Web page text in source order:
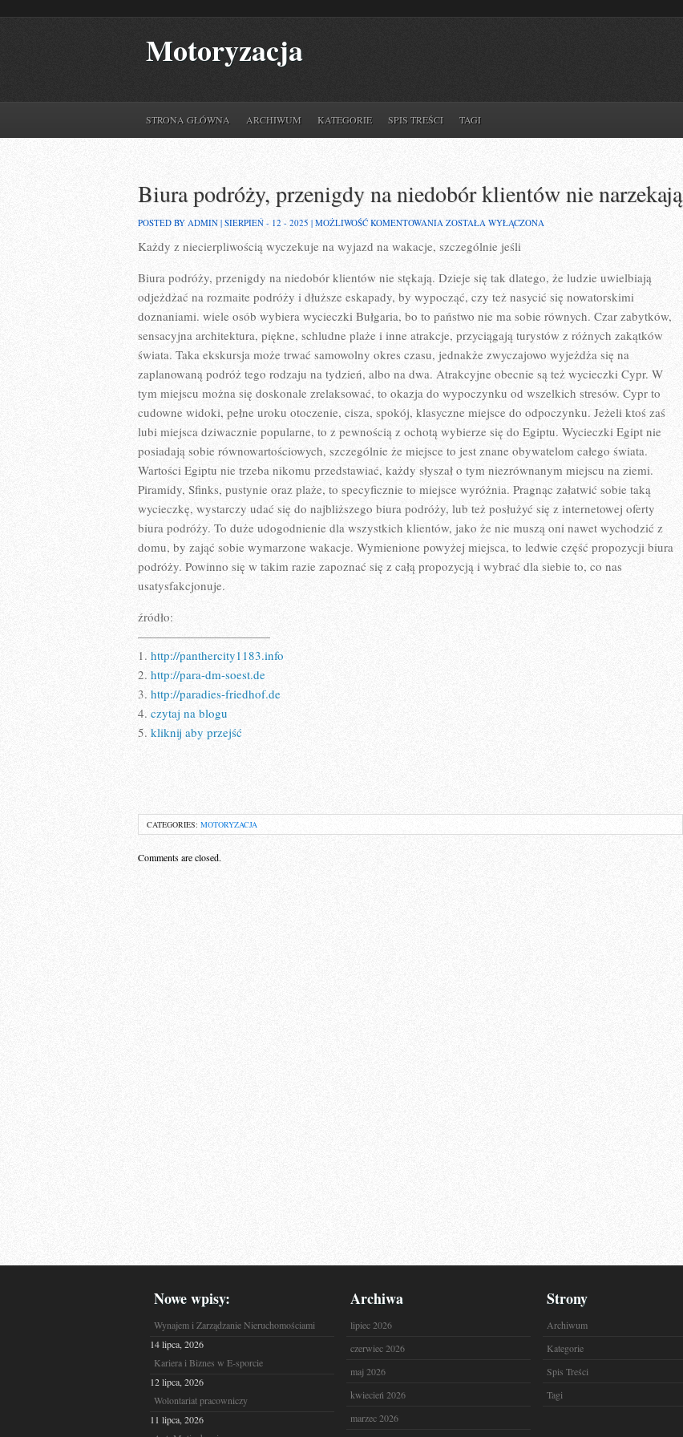
Motoryzacja
STRONA GŁÓWNA ARCHIWUM KATEGORIE SPIS TREŚCI TAGI
Biura podróży, przenigdy na niedobór klientów nie narzekają
POSTED BY ADMIN | SIERPIEŃ - 12 - 2025 | MOŻLIWOŚĆ KOMENTOWANIA BIURA
PRZENIGDY
KLIENTÓW
NIE
NARZEKAJĄ
ZOSTAŁA WYŁĄCZONA
Każdy z niecierpliwością wyczekuje na wyjazd na wakacje, szczególnie jeśli
Biura podróży, przenigdy na niedobór klientów nie stękają. Dzieje się tak dlatego, że ludzie uwielbiają
odjeżdżać na rozmaite podróży i dłuższe eskapady, by wypocząć, czy też nasycić się nowatorskimi
doznaniami. wiele osób wybiera wycieczki Bułgaria, bo to państwo nie ma sobie równych. Czar zabytków,
sensacyjna architektura, piękne, schludne plaże i inne atrakcje, przyciągają turystów z różnych zakątków
świata. Taka ekskursja może trwać samowolny okres czasu, jednakże zwyczajowo wyjeżdża się na
zaplanowaną podróż tego rodzaju na tydzień, albo na dwa. Atrakcyjne obecnie są też wycieczki Cypr. W
tym miejscu można się doskonale zrelaksować, to okazja do wypoczynku od wszelkich stresów. Cypr to
cudowne widoki, pełne uroku otoczenie, cisza, spokój, klasyczne miejsce do odpoczynku. Jeżeli ktoś zaś
lubi miejsca dziwacznie popularne, to z pewnością z ochotą wybierze się do Egiptu. Wycieczki Egipt nie
posiadają sobie równowartościowych, szczególnie że miejsce to jest znane obywatelom całego świata.
Wartości Egiptu nie trzeba nikomu przedstawiać, każdy słyszał o tym niezrównanym miejscu na ziemi.
Piramidy, Sfinks, pustynie oraz plaże, to specyficznie to miejsce wyróżnia. Pragnąc załatwić sobie taką
wycieczkę, wystarczy udać się do najbliższego biura podróży, lub też posłużyć się z internetowej oferty
biura podróży. To duże udogodnienie dla wszystkich klientów, jako że nie muszą oni nawet wychodzić z
domu, by zająć sobie wymarzone wakacje. Wymienione powyżej miejsca, to ledwie część propozycji biura
podróży. Powinno się w takim razie zapoznać się z całą propozycją i wybrać dla siebie to, co nas
usatysfakcjonuje.
źródło:
———————————
1. http://panthercity1183.info
2. http://para-dm-soest.de
3. http://paradies-friedhof.de
4. czytaj na blogu
5. kliknij aby przejść
CATEGORIES: MOTORYZACJA
Comments are closed.
Nowe wpisy:
Wynajem i Zarządzanie Nieruchomościami
14 lipca, 2026
Kariera i Biznes w E-sporcie
12 lipca, 2026
Wolontariat pracowniczy
11 lipca, 2026
Archiwa
lipiec 2026
czerwiec 2026
maj 2026
kwiecień 2026
marzec 2026
Strony
Archiwum
Kategorie
Spis Treści
Tagi